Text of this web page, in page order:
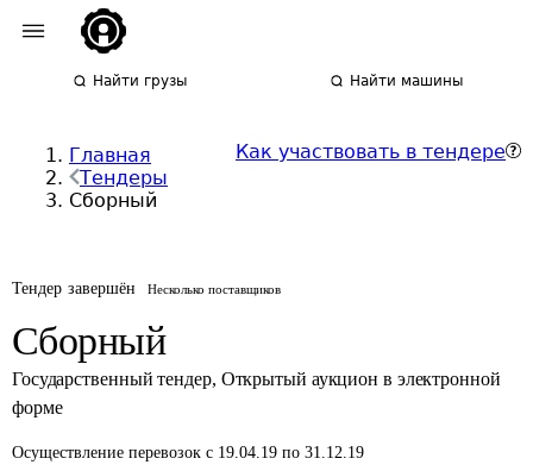
Найти грузы Найти машины
Главная
Тендеры
Сборный
Как участвовать в тендере
Тендер завершён Несколько поставщиков
Сборный
Государственный тендер, Открытый аукцион в электронной
форме
Осуществление перевозок с 19.04.19 по 31.12.19